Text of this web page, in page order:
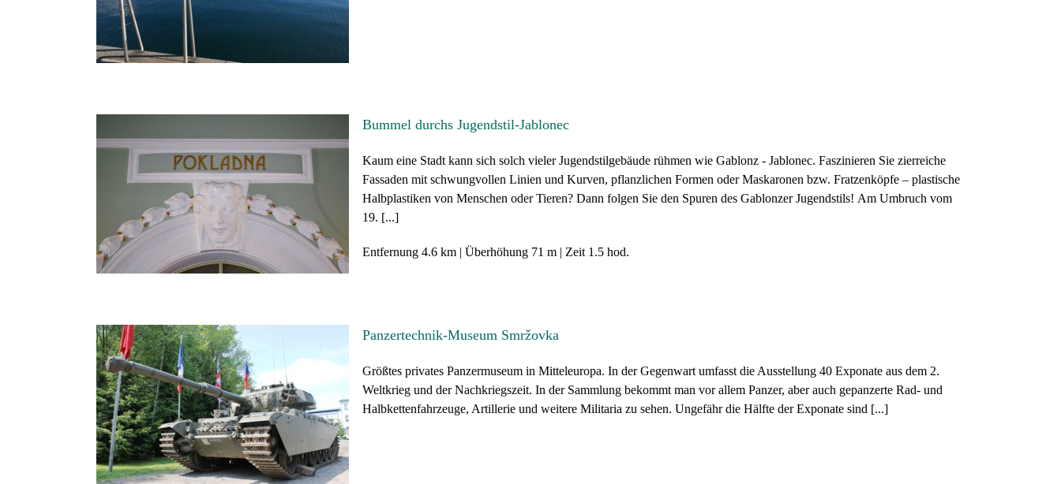
Bummel durchs Jugendstil-Jablonec
Kaum eine Stadt kann sich solch vieler Jugendstilgebäude rühmen wie Gablonz - Jablonec. Faszinieren Sie zierreiche
Fassaden mit schwungvollen Linien und Kurven, pflanzlichen Formen oder Maskaronen bzw. Fratzenköpfe – plastische
Halbplastiken von Menschen oder Tieren? Dann folgen Sie den Spuren des Gablonzer Jugendstils! Am Umbruch vom
19. [...]
Entfernung 4.6 km Überhöhung 71 m Zeit 1.5 hod.
Panzertechnik-Museum Smržovka
Größtes privates Panzermuseum in Mitteleuropa. In der Gegenwart umfasst die Ausstellung 40 Exponate aus dem 2.
Weltkrieg und der Nachkriegszeit. In der Sammlung bekommt man vor allem Panzer, aber auch gepanzerte Rad- und
Halbkettenfahrzeuge, Artillerie und weitere Militaria zu sehen. Ungefähr die Hälfte der Exponate sind [...]